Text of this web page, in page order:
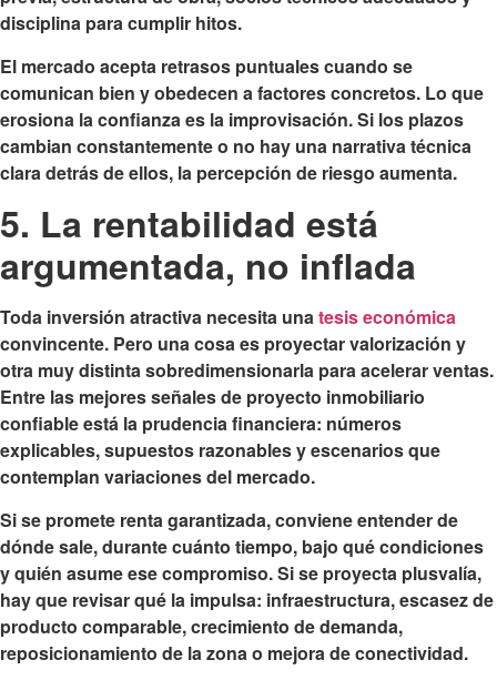
disciplina para cumplir hitos.
El mercado acepta retrasos puntuales cuando se
comunican bien y obedecen a factores concretos. Lo que
erosiona la confianza es la improvisación. Si los plazos
cambian constantemente o no hay una narrativa técnica
clara detrás de ellos, la percepción de riesgo aumenta.
5. La rentabilidad está
argumentada, no inflada
Toda inversión atractiva necesita unatesis económica
convincente. Pero una cosa es proyectar valorización y
otra muy distinta sobredimensionarla para acelerar ventas.
Entre las mejores señales de proyecto inmobiliario
confiable está la prudencia financiera: números
explicables, supuestos razonables y escenarios que
contemplan variaciones del mercado.
Si se promete renta garantizada, conviene entender de
dónde sale, durante cuánto tiempo, bajo qué condiciones
y quién asume ese compromiso. Si se proyecta plusvalía,
hay que revisar qué la impulsa: infraestructura, escasez de
producto comparable, crecimiento de demanda,
reposicionamiento de la zona o mejora de conectividad.